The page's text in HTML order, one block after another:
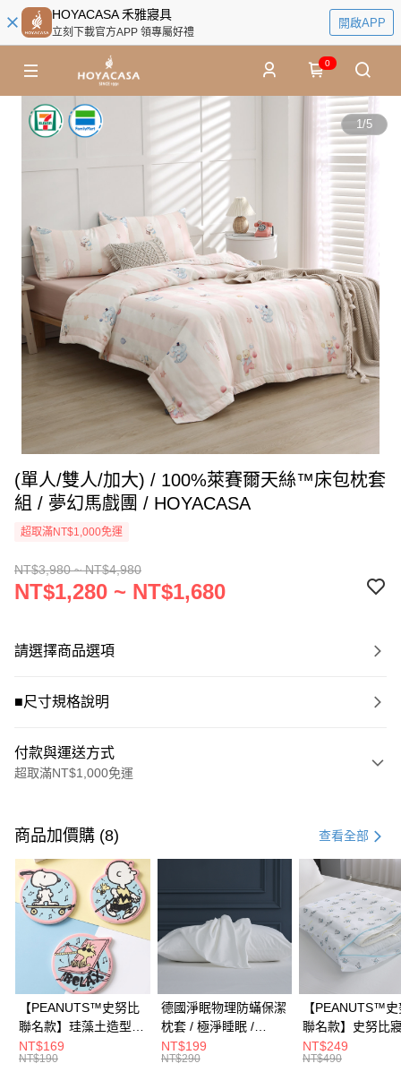
HOYACASA 禾雅寢具
立刻下載官方APP 領專屬好禮
開啟APP
0
1/5
(單人/雙人/加大) / 100%萊賽爾天絲™床包枕套
組 / 夢幻馬戲團 / HOYACASA
超取滿NT$1,000免運
NT$3,980 ~ NT$4,980
NT$1,280 ~ NT$1,680
請選擇商品選項
■尺寸規格說明
付款與運送方式
超取滿NT$1,000免運
信用卡一次付款
信用卡分期付款
3 期 0 利率 每期NT$426 21家銀行
合作金庫商業銀行
第一商業銀行
華南商業銀行
彰化商業銀行
上海商業儲蓄銀行
台北富邦商業銀行
國泰世華商業銀行
臺灣中小企業銀行
台中商業銀行
匯豐（台灣）商業銀行
華泰商業銀行
聯邦商業銀行
遠東國際商業銀行
元大商業銀行
超商取貨付款
LINE Pay
Apple Pay
街口支付
悠遊付
商品加價購 (8) 查看全部
【PEANUTS™史努比
聯名款】珪藻土造型杯
墊 / 多款任選 /
HOYACASA
NT$169
NT$190
德國淨眠物理防蟎保潔
枕套 / 極淨睡眠 /
HOYACASA
NT$199
NT$290
【PEANUTS™
聯名款】史努比
衣袋 /
NT$249
NT$490